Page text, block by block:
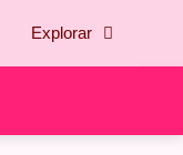
Explorar